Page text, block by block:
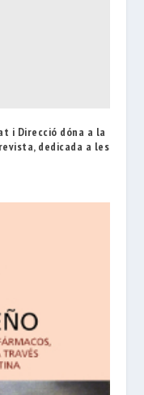
i Direcció dóna a la
dedicada a les